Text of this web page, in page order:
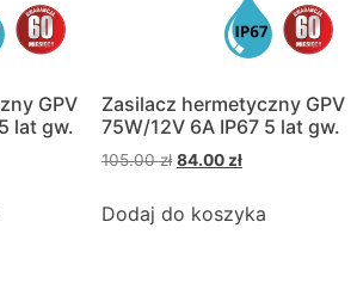
GPV
lat gw.
Zasilacz hermetyczny GPV
75W/12V 6A IP67 5 lat gw.
105.00zł 84.00 zł
Dodaj do koszyka